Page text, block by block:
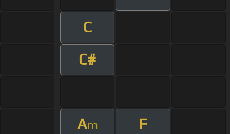
C
C#
Am F